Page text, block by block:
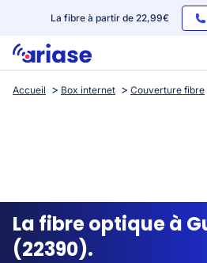
La fibre à partir de 22,99€
Box internet
Streaming
Accueil Box internet Couverture fibre
La fibre optique à
(22390).